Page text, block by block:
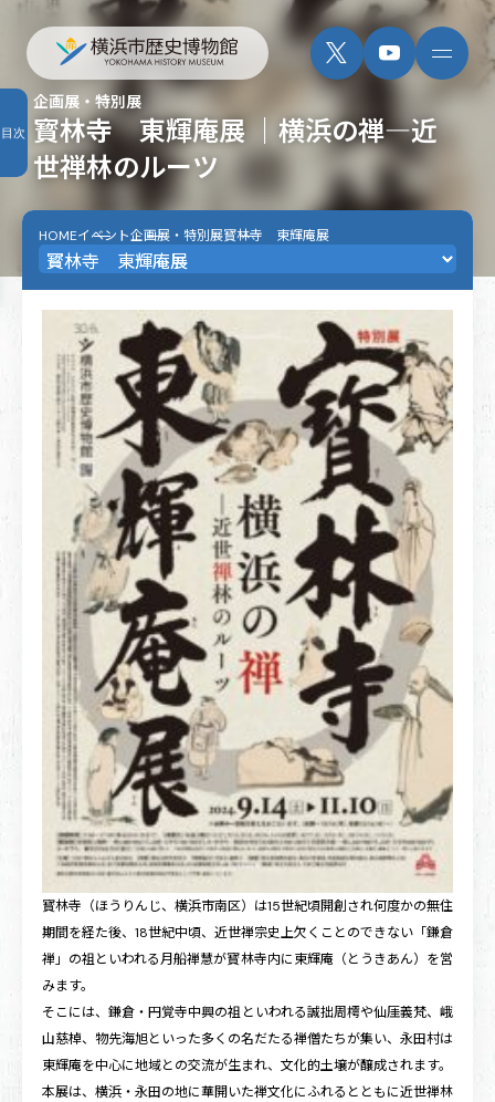
寳林寺 東輝庵展 ｜横浜の禅―近
世禅林のルーツ
企画展・特別展
HOMEイベント企画展・特別展寳林寺 東輝庵展
寳林寺（ほうりんじ、横浜市南区）は15世紀頃開創され何度かの無住
期間を経た後、18世紀中頃、近世禅宗史上欠くことのできない「鎌倉
禅」の祖といわれる月船禅慧が寳林寺内に東輝庵（とうきあん）を営
みます。
そこには、鎌倉・円覚寺中興の祖といわれる誠拙周樗や仙厓義梵、峨
山慈棹、物先海旭といった多くの名だたる禅僧たちが集い、永田村は
東輝庵を中心に地域との交流が生まれ、文化的土壌が醸成されます。
本展は、横浜・永田の地に華開いた禅文化にふれるとともに近世禅林
目次